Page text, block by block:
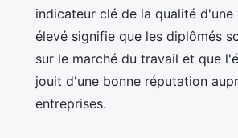
indicateur clé de la qualité d'une
élevé signifie que les diplômés
sur le marché du travail et que
jouit d'une bonne réputation
entreprises.